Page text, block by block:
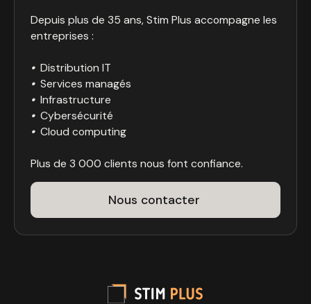
Depuis plus de 35 ans, Stim Plus accompagne les
entreprises :
•Distribution IT
•Services managés
• Infrastructure
•Cybersécurité
•Cloud computing
Plus de 3 000 clients nous font confiance.
Nous contacter